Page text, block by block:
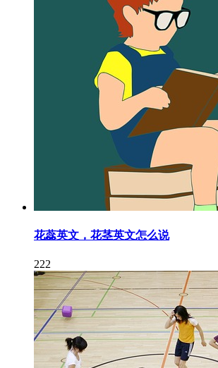
花蕊英文，花茎英文怎么说
222